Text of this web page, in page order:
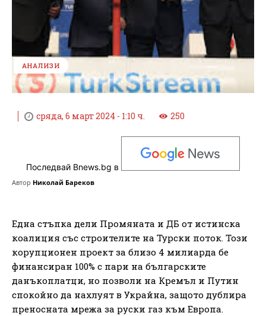
АНАЛИЗИ
сряда, 6 март 2024 - 1:10 ч. 250
Последвай Bnews.bg в
Автор Николай Бареков
Една стъпка дели Промяната и ДБ от истинска
коалиция със строителите на Турски поток. Този
корупционен проект за близо 4 милиарда бе
финансиран 100% с пари на българските
данъкоплатци, но позволи на Кремъл и Путин
спокойно да нахлуят в Украйна, защото дублира
преносната мрежа за руски газ към Европа.